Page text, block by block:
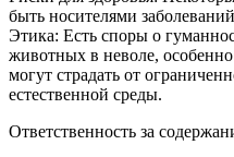
быть носителями
Этика: Есть споры о
животных в неволе,
могут страдать от
естественной среды.
Ответственность за